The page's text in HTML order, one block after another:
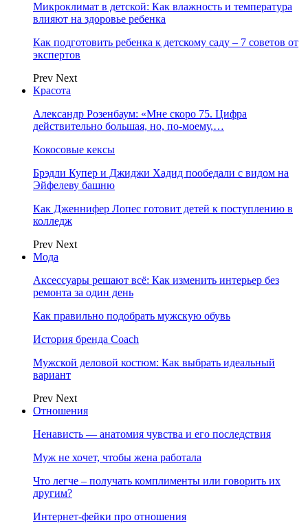
Микроклимат в детской: Как влажность и температура
влияют на здоровье ребенка
Как подготовить ребенка к детскому саду – 7 советов от
экспертов
Prev Next
Красота
Александр Розенбаум: «Мне скоро 75. Цифра
действительно большая, но, по‑моему,…
Кокосовые кексы
Брэдли Купер и Джиджи Хадид пообедали с видом на
Эйфелеву башню
Как Дженнифер Лопес готовит детей к поступлению в
колледж
Prev Next
Мода
Аксессуары решают всё: Как изменить интерьер без
ремонта за один день
Как правильно подобрать мужскую обувь
История бренда Coach
Мужской деловой костюм: Как выбрать идеальный
вариант
Prev Next
Отношения
Ненависть — анатомия чувства и его последствия
Муж не хочет, чтобы жена работала
Что легче – получать комплименты или говорить их
другим?
Интернет-фейки про отношения